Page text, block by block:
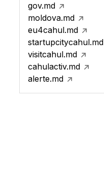
gov.md
moldova.md
eu4cahul.md
startupcitycahul.md
visitcahul.md
cahulactiv.md
alerte.md